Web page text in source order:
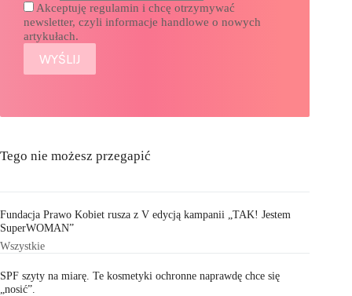
Akceptuję regulamin i chcę otrzymywać
newsletter, czyli informacje handlowe o nowych
artykułach.
Tego nie możesz przegapić
Fundacja Prawo Kobiet rusza z V edycją kampanii „TAK! Jestem
SuperWOMAN”
Wszystkie
SPF szyty na miarę. Te kosmetyki ochronne naprawdę chce się
„nosić”.